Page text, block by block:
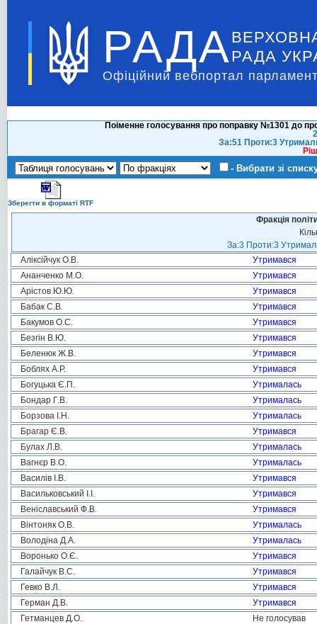
РАДА РАДА
Офіційний вебпортал
Поіменне голосування про поправку №1301 до
За:51 Проти:3
- Вибрати зі
Зберегти в форматі RTF
Фракція
За:3 Проти:3
Аліксійчук О.В.
Утримався
Ананченко М.О.
Утримався
Арістов Ю.Ю.
Утримався
Бабак С.В.
Утримався
Бакумов О.С.
Утримався
Безгін В.Ю.
Утримався
Беленюк Ж.В.
Утримався
Боблях А.Р.
Утримався
Богуцька Є.П.
Утрималась
Бондар Г.В.
Утрималась
Борзова І.Н.
Утрималась
Брагар Є.В.
Утримався
Булах Л.В.
Утрималась
Вагнєр В.О.
Утрималась
Василів І.В.
Утримався
Васильковський І.І.
Утримався
Веніславський Ф.В.
Утримався
Вінтоняк О.В.
Утрималась
Володіна Д.А.
Утрималась
Воронько О.Є.
Утримався
Галайчук В.С.
Утримався
Гевко В.Л.
Утримався
Герман Д.В.
Утримався
Гетманцев Д.О.
Не голосував